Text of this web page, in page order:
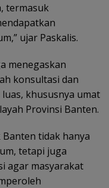
termasuk
ujar Paskalis.
menegaskan
konsultasi dan
khususnya umat
Provinsi Banten.
Banten tidak hanya
tetapi juga
agar masyarakat